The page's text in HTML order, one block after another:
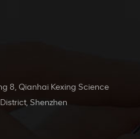
8, Qianhai Kexing Science
Shenzhen